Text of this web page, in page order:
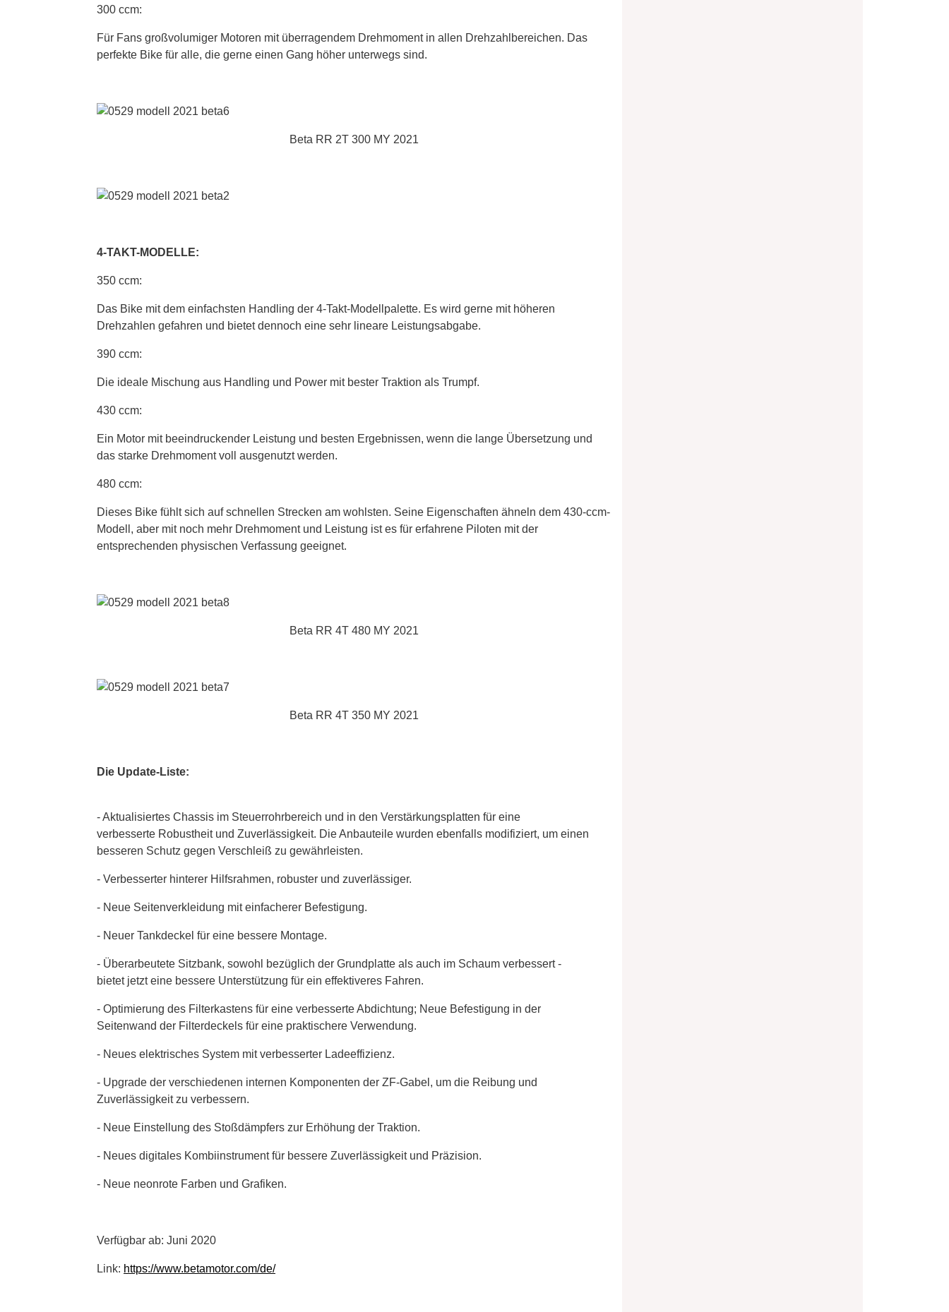
300 ccm:
Für Fans großvolumiger Motoren mit überragendem Drehmoment in allen Drehzahlbereichen. Das
perfekte Bike für alle, die gerne einen Gang höher unterwegs sind.
Beta RR 2T 300 MY 2021
4-TAKT-MODELLE:
350 ccm:
Das Bike mit dem einfachsten Handling der 4-Takt-Modellpalette. Es wird gerne mit höheren
Drehzahlen gefahren und bietet dennoch eine sehr lineare Leistungsabgabe.
390 ccm:
Die ideale Mischung aus Handling und Power mit bester Traktion als Trumpf.
430 ccm:
Ein Motor mit beeindruckender Leistung und besten Ergebnissen, wenn die lange Übersetzung und
das starke Drehmoment voll ausgenutzt werden.
480 ccm:
Dieses Bike fühlt sich auf schnellen Strecken am wohlsten. Seine Eigenschaften ähneln dem 430-ccm-
Modell, aber mit noch mehr Drehmoment und Leistung ist es für erfahrene Piloten mit der
entsprechenden physischen Verfassung geeignet.
Beta RR 4T 480 MY 2021
Beta RR 4T 350 MY 2021
Die Update-Liste:
- Aktualisiertes Chassis im Steuerrohrbereich und in den Verstärkungsplatten für eine
verbesserte Robustheit und Zuverlässigkeit. Die Anbauteile wurden ebenfalls modifiziert, um einen
besseren Schutz gegen Verschleiß zu gewährleisten.
- Verbesserter hinterer Hilfsrahmen, robuster und zuverlässiger.
- Neue Seitenverkleidung mit einfacherer Befestigung.
- Neuer Tankdeckel für eine bessere Montage.
- Überarbeutete Sitzbank, sowohl bezüglich der Grundplatte als auch im Schaum verbessert -
bietet jetzt eine bessere Unterstützung für ein effektiveres Fahren.
- Optimierung des Filterkastens für eine verbesserte Abdichtung; Neue Befestigung in der
Seitenwand der Filterdeckels für eine praktischere Verwendung.
- Neues elektrisches System mit verbesserter Ladeeffizienz.
- Upgrade der verschiedenen internen Komponenten der ZF-Gabel, um die Reibung und
Zuverlässigkeit zu verbessern.
- Neue Einstellung des Stoßdämpfers zur Erhöhung der Traktion.
- Neues digitales Kombiinstrument für bessere Zuverlässigkeit und Präzision.
- Neue neonrote Farben und Grafiken.
Verfügbar ab: Juni 2020
Link: https://www.betamotor.com/de/